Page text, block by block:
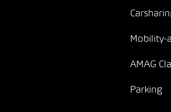
Mobility-
AMAG
Parking